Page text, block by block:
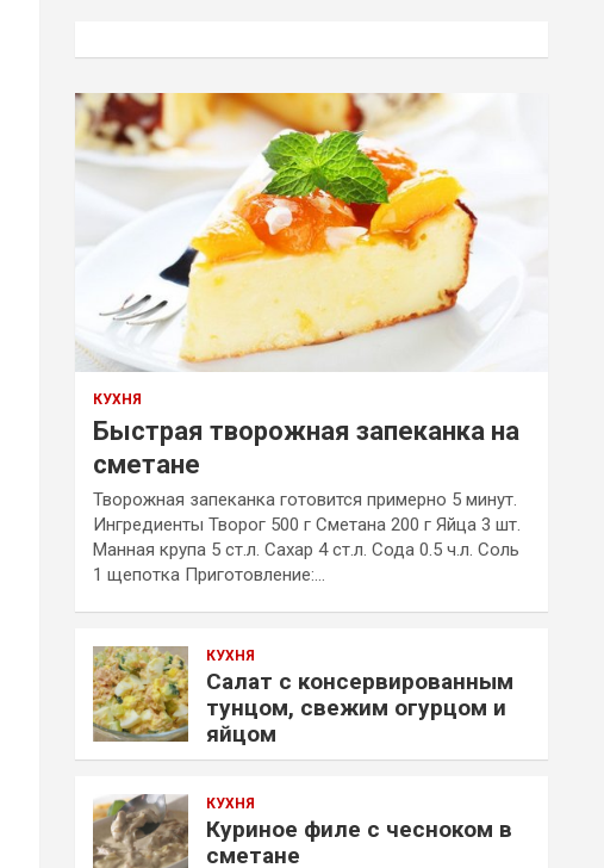
КУХНЯ
Быстрая творожная запеканка на
сметане
Творожная запеканка готовится примерно 5 минут.
Ингредиенты Творог 500 г Сметана 200 г Яйца 3 шт.
Манная крупа 5 ст.л. Сахар 4 ст.л. Сода 0.5 ч.л. Соль
1 щепотка Приготовление:…
КУХНЯ
Салат с консервированным
тунцом, свежим огурцом и
яйцом
КУХНЯ
Куриное филе с чесноком в
сметане